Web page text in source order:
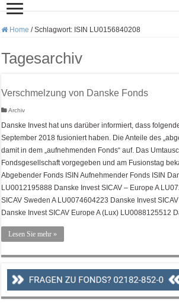
Home / Schlagwort: ISIN LU0156840208
Tagesarchiv
Verschmelzung von Danske Fonds
Archiv
Danske Invest hat uns darüber informiert, dass
September 2018 fusioniert haben. Die Anteile des
damit in dem „aufnehmenden Fonds“ auf. Das
Fondsgesellschaft vorgegeben und am Fusionstag
Abgebender Fonds ISIN Aufnehmender Fonds ISIN
LU0012195888 Danske Invest SICAV – Europe A
SICAV Sweden A LU0074604223 Danske Invest
Danske Invest SICAV Europe A (Lux) LU0088125512
Lesen Sie mehr »